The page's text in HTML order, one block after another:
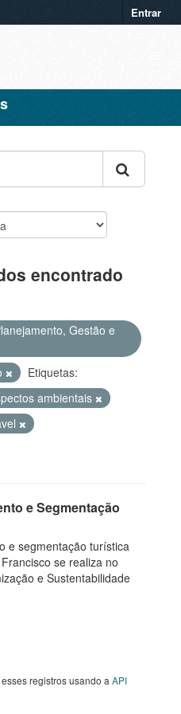
Entrar
encontrado
Gestão e
Etiquetas:
ambientais
e Segmentação
e segmentação turística
se realiza no
e Sustentabilidade
registros usando a API